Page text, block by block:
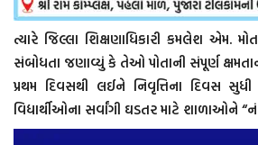
ત્યારે જિલ્લા શિક્ષણાધિકારી કમલેશ એમ.
સંબોધતા જણાવ્યું કે તેઓ પોતાની સંપૂર્ણ
પ્રથમ દિવસથી લઈને નિવૃત્તિના દિવસ
વિદ્યાર્થીઓના સર્વાંગી ઘડતર માટે શાળાઓને